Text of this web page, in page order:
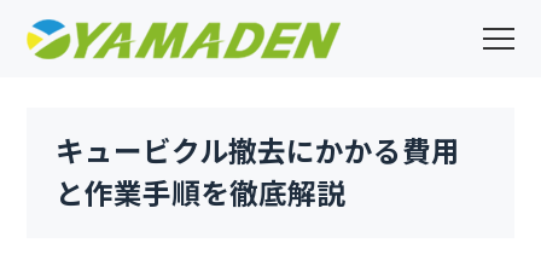
キュービクル撤去にかかる費用
と作業手順を徹底解説